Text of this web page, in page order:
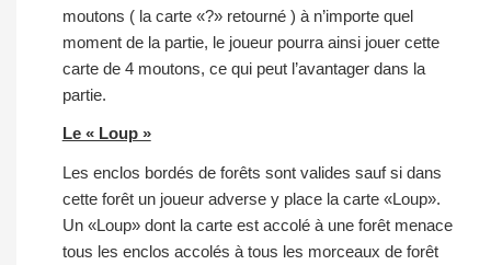
moutons ( la carte «?» retourné ) à n’importe quel
moment de la partie, le joueur pourra ainsi jouer cette
carte de 4 moutons, ce qui peut l’avantager dans la
partie.
Le « Loup »
Les enclos bordés de forêts sont valides sauf si dans
cette forêt un joueur adverse y place la carte «Loup».
Un «Loup» dont la carte est accolé à une forêt menace
tous les enclos accolés à tous les morceaux de forêt